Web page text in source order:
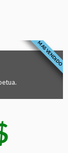
MAS VENDIDO